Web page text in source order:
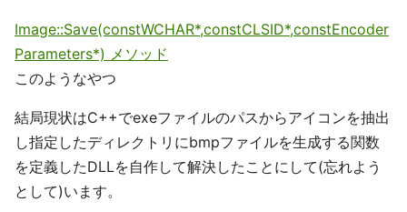
Image::Save(constWCHAR*,constCLSID*,constEncoder
Parameters*) メソッド
このようなやつ
結局現状はC++でexeファイルのパスからアイコンを抽出
し指定したディレクトリにbmpファイルを生成する関数
を定義したDLLを自作して解決したことにして(忘れよう
として)います。